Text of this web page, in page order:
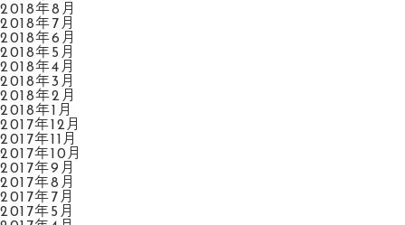
2018年8月
2018年7月
2018年6月
2018年5月
2018年4月
2018年3月
2018年2月
2018年1月
2017年12月
2017年11月
2017年10月
2017年9月
2017年8月
2017年7月
2017年5月